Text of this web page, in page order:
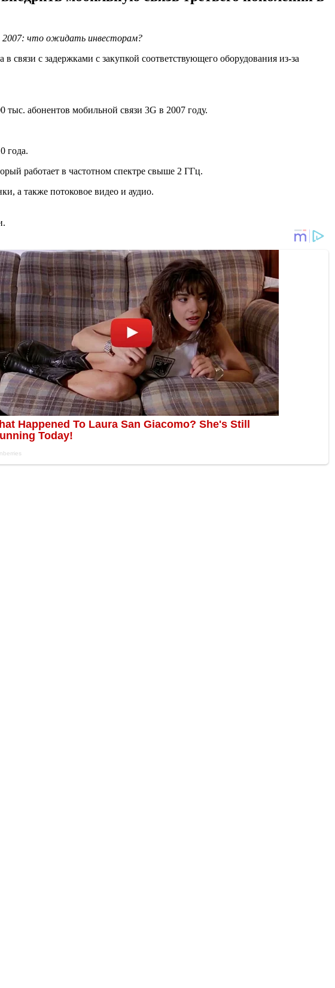
2007: что ожидать инвесторам?
с задержками с закупкой соответствующего оборудования из-за
тыс. абонентов мобильной связи 3G в 2007 году.
года.
работает в частотном спектре свыше 2 ГГц.
а также потоковое видео и аудио.